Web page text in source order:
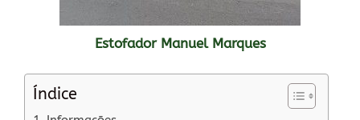
Estofador Manuel Marques
Índice